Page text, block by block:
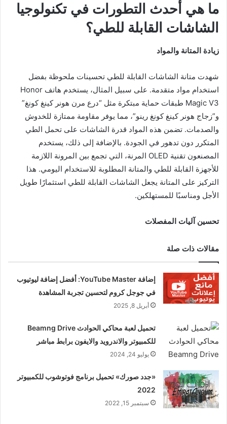
ما هي أحدث التطورات في تكنولوجيا
الشاشات القابلة للطي؟
زيادة المتانة والمواد
شهدت متانة الشاشات القابلة للطي تحسينات ملحوظة بفضل
استخدام مواد متقدمة. على سبيل المثال، يستخدم هاتف Honor
Magic V3 طبقات حماية مبتكرة مثل “درع مرن هونر كينغ كونغ”
و”زجاج هونر كينغ كونغ رينو”، مما يوفر مقاومة ممتازة للخدوش
والصدمات. تضمن هذه المواد قدرة الشاشات على تحمل الطي
المتكرر دون تدهور في الجودة. بالإضافة إلى ذلك، يستخدم
المصنعون تقنية OLED المرنة، التي تجمع بين المرونة اللازمة
للأجهزة القابلة للطي والمتانة المطلوبة للاستخدام اليومي. هذا
التركيز على المتانة يجعل الشاشات القابلة للطي استثمارًا طويل
الأجل ومناسبًا للمستهلكين.
تحسين آليات المفصلات
مقالات ذات صلة
إضافة YouTube Master: أفضل إضافة ليوتيوب
في جوجل كروم لتحسين تجربة المشاهدة
أبريل 8, 2025
تحميل لعبة محاكي الحوادث Beamng Drive
للكمبيوتر والاندرويد والايفون برابط مباشر
يوليو 24, 2024
«جدد صورك» تحميل برنامج فوتوشوب للكمبيوتر
2022
سبتمبر 15, 2022